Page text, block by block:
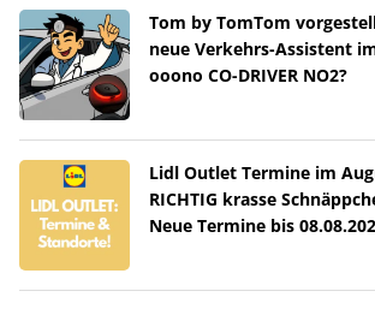
Tom by TomTom
neue Verkehrs-Assistent
ooono CO-DRIVER NO2?
Lidl Outlet Termine im
RICHTIG krasse
Neue Termine bis